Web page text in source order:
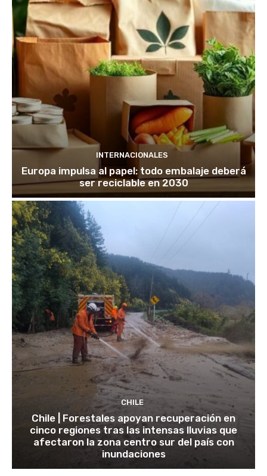
INTERNACIONALES
Europa impulsa al papel: todo embalaje deberá
ser reciclable en 2030
CHILE
Chile | Forestales apoyan recuperación en
cinco regiones tras las intensas lluvias que
afectaron la zona centro sur del país con
inundaciones